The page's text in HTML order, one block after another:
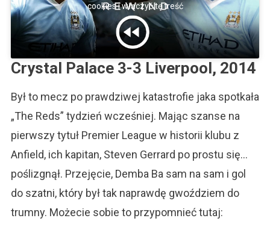
cookies i włączyć tę treść
Crystal Palace 3-3 Liverpool, 2014
Był to mecz po prawdziwej katastrofie jaka spotkała
„The Reds” tydzień wcześniej. Mając szanse na
pierwszy tytuł Premier League w historii klubu z
Anfield, ich kapitan, Steven Gerrard po prostu się…
poślizgnął. Przejęcie, Demba Ba sam na sam i gol
do szatni, który był tak naprawdę gwoździem do
trumny. Możecie sobie to przypomnieć tutaj: